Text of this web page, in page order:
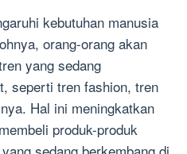
kebutuhan manusia
orang-orang akan
yang sedang
seperti tren fashion, tren
Hal ini meningkatkan
produk-produk